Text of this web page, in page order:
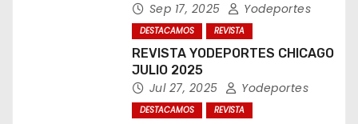
Sep 17, 2025 Yodeportes
DESTACAMOS REVISTA
REVISTA YODEPORTES CHICAGO
JULIO 2025
Jul 27, 2025 Yodeportes
DESTACAMOS REVISTA